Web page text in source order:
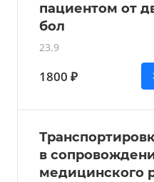
пациентом от
бол
23.9
1800 ₽
в
медицинского